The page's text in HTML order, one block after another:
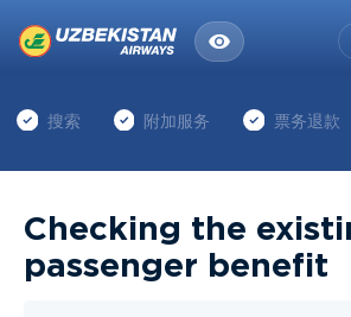
搜索 附加服务 票务退款
Checking the
passenger benefit